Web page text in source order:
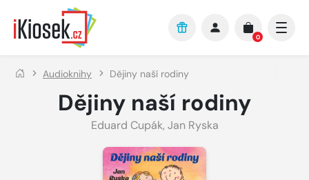
Přejít na hlavní obsah
0
Audioknihy Dějiny naší rodiny
Dějiny naší rodiny
Eduard Cupák, Jan Ryska